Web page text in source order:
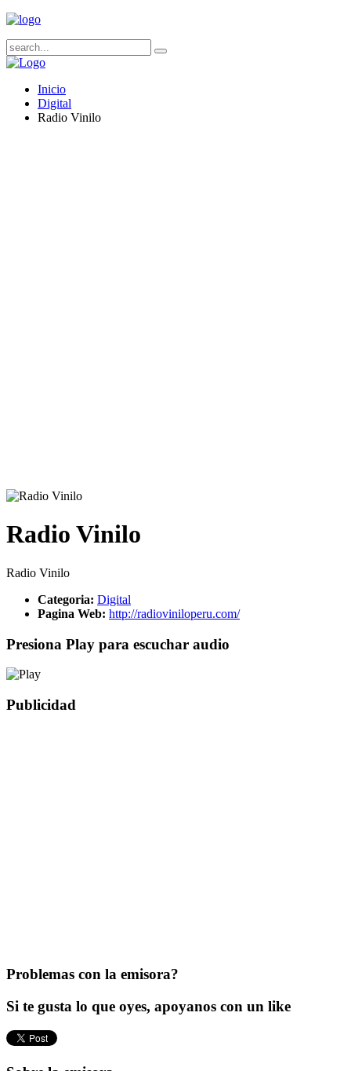
Inicio
Digital
Radio Vinilo
Radio Vinilo
Radio Vinilo
Categoria: Digital
Pagina Web: http://radioviniloperu.com/
Presiona Play para escuchar audio
Publicidad
Problemas con la emisora?
Si te gusta lo que oyes, apoyanos con un like